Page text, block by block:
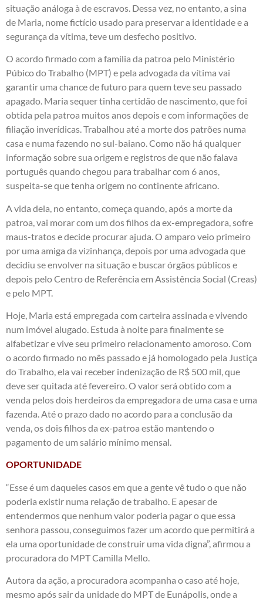
situação análoga à de escravos. Dessa vez, no entanto, a sina
de Maria, nome fictício usado para preservar a identidade e a
segurança da vítima, teve um desfecho positivo.
O acordo firmado com a família da patroa pelo Ministério
Púbico do Trabalho (MPT) e pela advogada da vítima vai
garantir uma chance de futuro para quem teve seu passado
apagado. Maria sequer tinha certidão de nascimento, que foi
obtida pela patroa muitos anos depois e com informações de
filiação inverídicas. Trabalhou até a morte dos patrões numa
casa e numa fazendo no sul-baiano. Como não há qualquer
informação sobre sua origem e registros de que não falava
português quando chegou para trabalhar com 6 anos,
suspeita-se que tenha origem no continente africano.
A vida dela, no entanto, começa quando, após a morte da
patroa, vai morar com um dos filhos da ex-empregadora, sofre
maus-tratos e decide procurar ajuda. O amparo veio primeiro
por uma amiga da vizinhança, depois por uma advogada que
decidiu se envolver na situação e buscar órgãos públicos e
depois pelo Centro de Referência em Assistência Social (Creas)
e pelo MPT.
Hoje, Maria está empregada com carteira assinada e vivendo
num imóvel alugado. Estuda à noite para finalmente se
alfabetizar e vive seu primeiro relacionamento amoroso. Com
o acordo firmado no mês passado e já homologado pela Justiça
do Trabalho, ela vai receber indenização de R$ 500 mil, que
deve ser quitada até fevereiro. O valor será obtido com a
venda pelos dois herdeiros da empregadora de uma casa e uma
fazenda. Até o prazo dado no acordo para a conclusão da
venda, os dois filhos da ex-patroa estão mantendo o
pagamento de um salário mínimo mensal.
OPORTUNIDADE
“Esse é um daqueles casos em que a gente vê tudo o que não
poderia existir numa relação de trabalho. E apesar de
entendermos que nenhum valor poderia pagar o que essa
senhora passou, conseguimos fazer um acordo que permitirá a
ela uma oportunidade de construir uma vida digna”, afirmou a
procuradora do MPT Camilla Mello.
Autora da ação, a procuradora acompanha o caso até hoje,
mesmo após sair da unidade do MPT de Eunápolis, onde a